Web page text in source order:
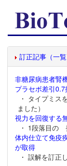
訂正記事（一覧
非糖尿病患者腎
プラセボ差引0.7
・ タイプミス
ました）
視力を回復する
・ 1段落目の
体内仕立て免疫
が取得
・ 誤解を訂正